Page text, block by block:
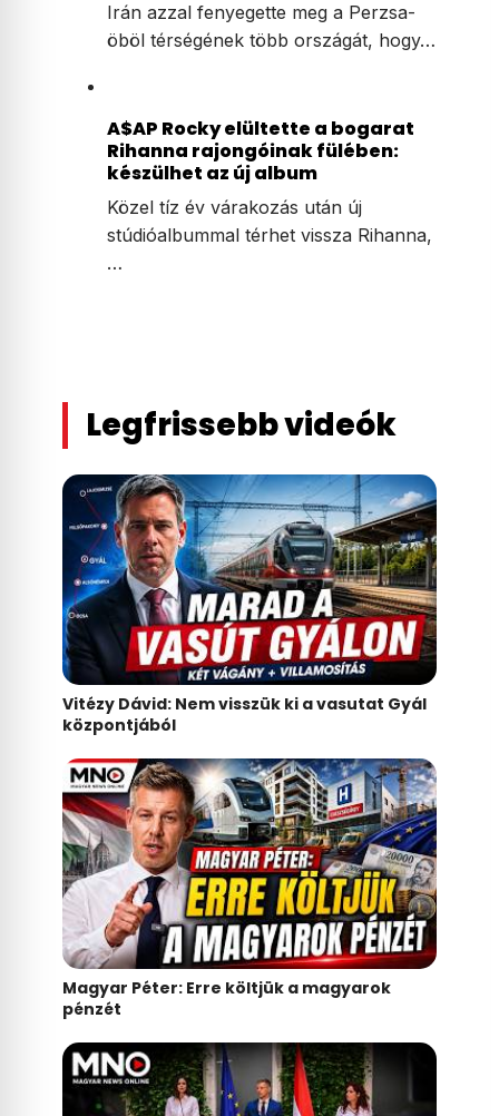
Irán azzal fenyegette meg a Perzsa-
öböl térségének több országát, hogy…
A$AP Rocky elültette a bogarat
Rihanna rajongóinak fülében:
készülhet az új album
Közel tíz év várakozás után új
stúdióalbummal térhet vissza Rihanna,
…
Legfrissebb videók
Vitézy Dávid: Nem visszük ki a vasutat Gyál
központjából
Magyar Péter: Erre költjük a magyarok
pénzét